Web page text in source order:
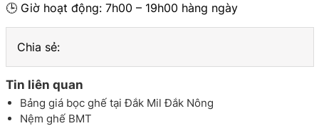
🕒 Giờ hoạt động: 7h00 – 19h00 hàng ngày
Chia sẻ:
Tin liên quan
Bảng giá bọc ghế tại Đắk Mil Đắk Nông
Nệm ghế BMT